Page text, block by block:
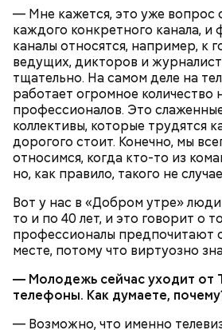
— Мне кажется, это уже вопрос
каждого конкретного канала, и
каналы относятся, например, к
ведущих, дикторов и
тщательно. На самом деле на
работает огромное количество
профессионалов. Это
коллективы, которые трудятся
дорогого стоит. Конечно, мы
относимся, когда кто-то из
но, как правило, такого не
Вот у нас в «Добром утре»
то и по 40 лет, и это говорит о
профессионалы предпочитают
месте, потому что виртуозно
— Молодежь сейчас уходит от
телефоны. Как думаете,
— Возможно, что именно